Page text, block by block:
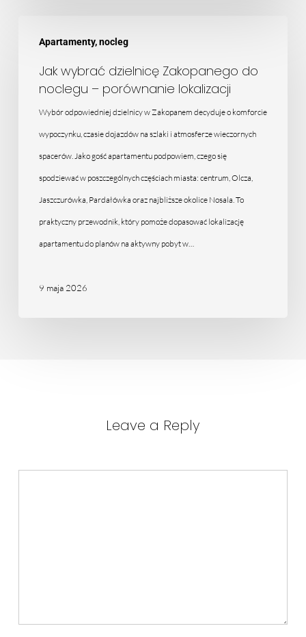
Apartamenty, nocleg
wybrać
dzielnicę
Zakopanego
noclegu
porównanie
lokalizacji
Jak wybrać dzielnicę Zakopanego do
noclegu – porównanie lokalizacji
Wybór odpowiedniej dzielnicy w Zakopanem decyduje o komforcie
wypoczynku, czasie dojazdów na szlaki i atmosferze wieczornych
spacerów. Jako gość apartamentu podpowiem, czego się
spodziewać w poszczególnych częściach miasta: centrum, Olcza,
Jaszczurówka, Pardałówka oraz najbliższe okolice Nosala. To
praktyczny przewodnik, który pomoże dopasować lokalizację
apartamentu do planów na aktywny pobyt w…
9 maja 2026
Leave a Reply